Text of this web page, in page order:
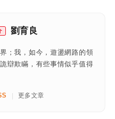
劉育良
；我，如今，遊盪網路的領
辯欺瞞，有些事情似乎值得
更多文章